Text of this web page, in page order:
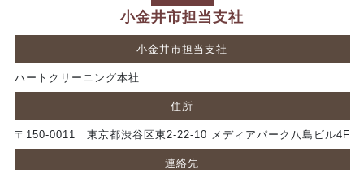
小金井市担当支社
小金井市担当支社
ハートクリーニング本社
住所
〒150-0011 東京都渋谷区東2-22-10 メディアパーク八島ビル4F
連絡先